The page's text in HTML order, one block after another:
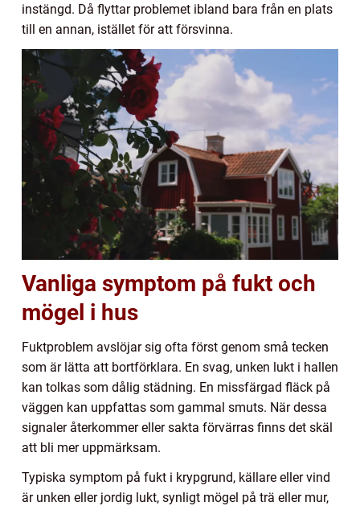
instängd. Då flyttar problemet ibland bara från en plats
till en annan, istället för att försvinna.
Vanliga symptom på fukt och
mögel i hus
Fuktproblem avslöjar sig ofta först genom små tecken
som är lätta att bortförklara. En svag, unken lukt i hallen
kan tolkas som dålig städning. En missfärgad fläck på
väggen kan uppfattas som gammal smuts. När dessa
signaler återkommer eller sakta förvärras finns det skäl
att bli mer uppmärksam.
Typiska symptom på fukt i krypgrund, källare eller vind
är unken eller jordig lukt, synligt mögel på trä eller mur,